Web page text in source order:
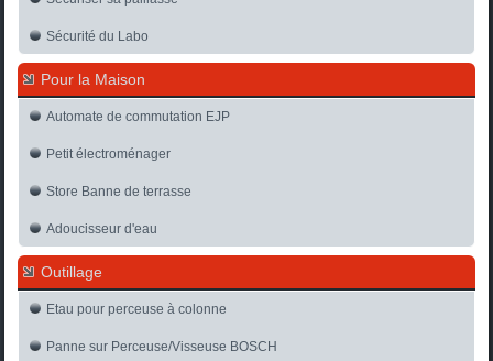
Sécurité du Labo
Pour la Maison
Automate de commutation EJP
Petit électroménager
Store Banne de terrasse
Adoucisseur d'eau
Outillage
Etau pour perceuse à colonne
Panne sur Perceuse/Visseuse BOSCH